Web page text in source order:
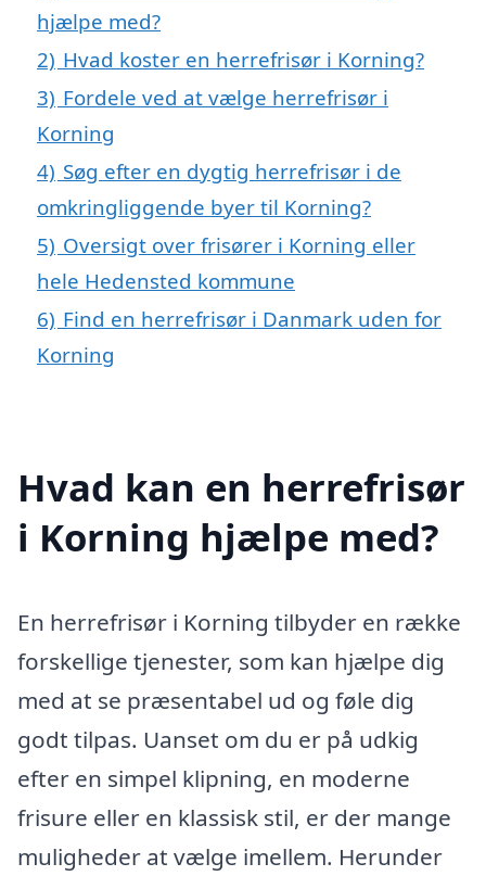
hjælpe med?
2) Hvad koster en herrefrisør i Korning?
3) Fordele ved at vælge herrefrisør i
Korning
4) Søg efter en dygtig herrefrisør i de
omkringliggende byer til Korning?
5) Oversigt over frisører i Korning eller
hele Hedensted kommune
6) Find en herrefrisør i Danmark uden for
Korning
Hvad kan en herrefrisør
i Korning hjælpe med?
En herrefrisør i Korning tilbyder en række
forskellige tjenester, som kan hjælpe dig
med at se præsentabel ud og føle dig
godt tilpas. Uanset om du er på udkig
efter en simpel klipning, en moderne
frisure eller en klassisk stil, er der mange
muligheder at vælge imellem. Herunder